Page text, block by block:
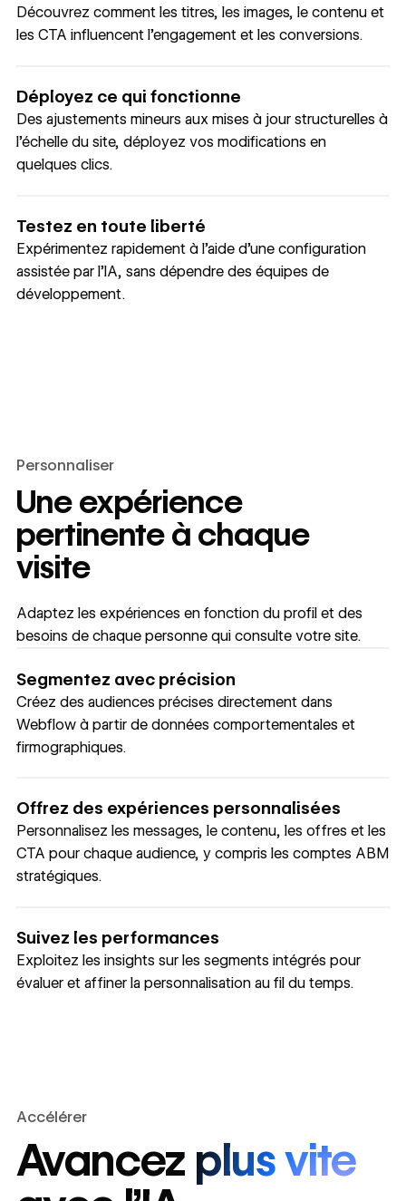
Découvrez comment les titres, les images, le contenu et
les CTA influencent l’engagement et les conversions.
Déployez ce qui fonctionne
Des ajustements mineurs aux mises à jour structurelles à
l’échelle du site, déployez vos modifications en
quelques clics.
Testez en toute liberté
Expérimentez rapidement à l’aide d’une configuration
assistée par l’IA, sans dépendre des équipes de
développement.
Personnaliser
Une expérience
pertinente à chaque
visite
Adaptez les expériences en fonction du profil et des
besoins de chaque personne qui consulte votre site.
Segmentez avec précision
Créez des audiences précises directement dans
Webflow à partir de données comportementales et
firmographiques.
Offrez des expériences personnalisées
Personnalisez les messages, le contenu, les offres et les
CTA pour chaque audience, y compris les comptes ABM
stratégiques.
Suivez les performances
Exploitez les insights sur les segments intégrés pour
évaluer et affiner la personnalisation au fil du temps.
Accélérer
Avancez plus vite